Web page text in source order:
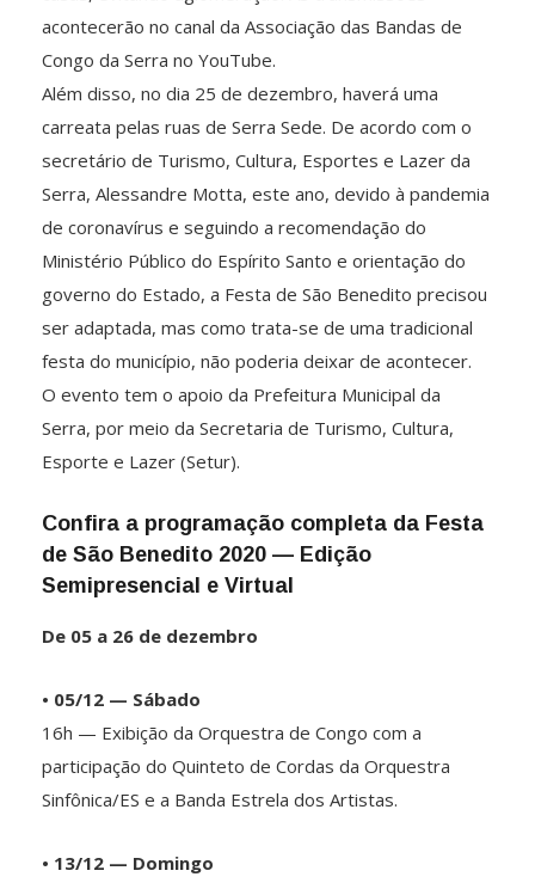
acontecerão no canal da Associação das Bandas de
Congo da Serra no YouTube.
Além disso, no dia 25 de dezembro, haverá uma
carreata pelas ruas de Serra Sede. De acordo com o
secretário de Turismo, Cultura, Esportes e Lazer da
Serra, Alessandre Motta, este ano, devido à pandemia
de coronavírus e seguindo a recomendação do
Ministério Público do Espírito Santo e orientação do
governo do Estado, a Festa de São Benedito precisou
ser adaptada, mas como trata-se de uma tradicional
festa do município, não poderia deixar de acontecer.
O evento tem o apoio da Prefeitura Municipal da
Serra, por meio da Secretaria de Turismo, Cultura,
Esporte e Lazer (Setur).
Confira a programação completa da Festa
de São Benedito 2020 — Edição
Semipresencial e Virtual
De 05 a 26 de dezembro
• 05/12 — Sábado
16h — Exibição da Orquestra de Congo com a
participação do Quinteto de Cordas da Orquestra
Sinfônica/ES e a Banda Estrela dos Artistas.
• 13/12 — Domingo